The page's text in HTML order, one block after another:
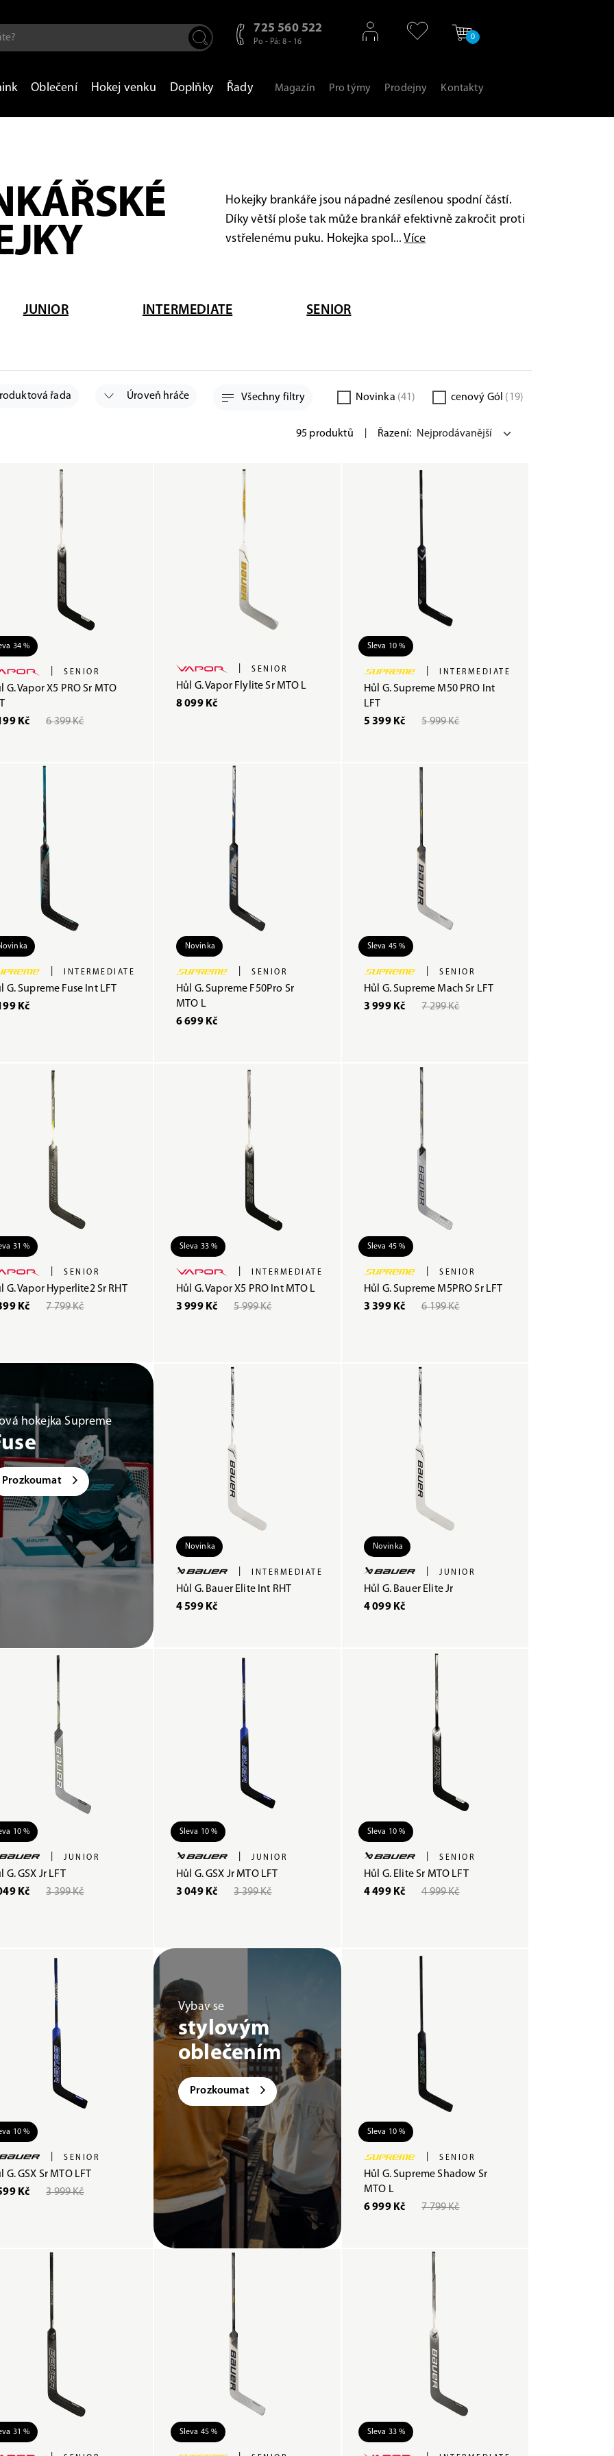
725 560 522
Po - Pá: 8 - 16
0
Oblečení Hokej venku Doplňky Řady Magazín Pro týmy Prodejny Kontakty
Hokejky brankáře jsou nápadné zesílenou spodní částí.
Díky větší ploše tak může brankář efektivně zakročit proti
vstřelenému puku. Hokejka spol... Více
JUNIOR INTERMEDIATE SENIOR
řada Úroveň hráče Všechny filtry Novinka (41) cenový Gól (19)
95 produktů Řazení:
34 %
SENIOR
G. Vapor X5 PRO Sr MTO
Kč
6 399 Kč
SENIOR
Hůl G. Vapor Flylite Sr MTO L
8 099 Kč
Sleva 10 %
INTERMEDIATE
Hůl G. Supreme M50 PRO Int
LFT
5 399 Kč
5 999 Kč
INTERMEDIATE
G. Supreme Fuse Int LFT
Kč
Novinka
SENIOR
Hůl G. Supreme F50Pro Sr
MTO L
6 699 Kč
Sleva 45 %
SENIOR
Hůl G. Supreme Mach Sr LFT
3 999 Kč
7 299 Kč
31 %
SENIOR
G. Vapor Hyperlite2 Sr RHT
Kč
7 799 Kč
Sleva 33 %
INTERMEDIATE
Hůl G. Vapor X5 PRO Int MTO L
3 999 Kč
5 999 Kč
Sleva 45 %
SENIOR
Hůl G. Supreme M5PRO Sr LFT
3 399 Kč
6 199 Kč
hokejka Supreme
Prozkoumat
Novinka
INTERMEDIATE
Hůl G. Bauer Elite Int RHT
4 599 Kč
Novinka
JUNIOR
Hůl G. Bauer Elite Jr
4 099 Kč
10 %
JUNIOR
G. GSX Jr LFT
Kč
3 399 Kč
Sleva 10 %
JUNIOR
Hůl G. GSX Jr MTO LFT
3 049 Kč
3 399 Kč
Sleva 10 %
SENIOR
Hůl G. Elite Sr MTO LFT
4 499 Kč
4 999 Kč
10 %
SENIOR
G. GSX Sr MTO LFT
Kč
3 999 Kč
Vybav se
stylovým
oblečením
Prozkoumat
Sleva 10 %
SENIOR
Hůl G. Supreme Shadow Sr
MTO L
6 999 Kč
7 799 Kč
31 % Sleva 45 % Sleva 33 %